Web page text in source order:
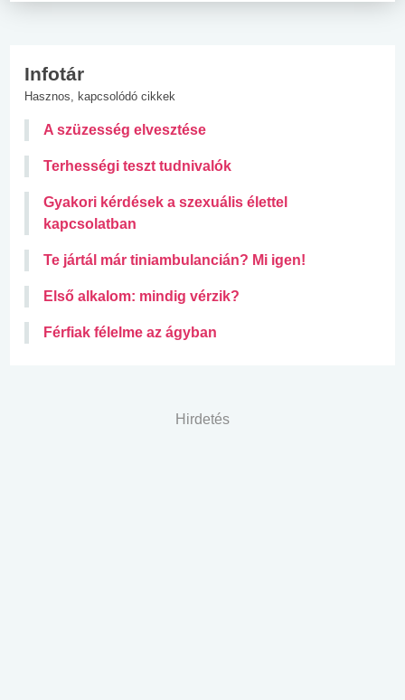
Infotár
Hasznos, kapcsolódó cikkek
A szüzesség elvesztése
Terhességi teszt tudnivalók
Gyakori kérdések a szexuális élettel
kapcsolatban
Te jártál már tiniambulancián? Mi igen!
Első alkalom: mindig vérzik?
Férfiak félelme az ágyban
Hirdetés